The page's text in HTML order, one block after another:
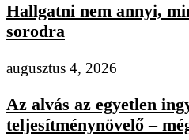
Hallgatni nem annyi,
sorodra
augusztus 4, 2026
Az alvás az egyetlen
teljesítménynövelő –